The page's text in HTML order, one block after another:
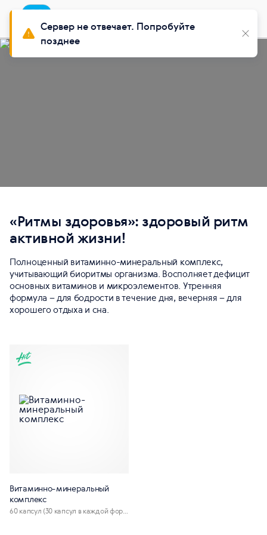
Buy Siberian
«Ритмы здоровья»: здоровый ритм
активной жизни!
Полноценный витаминно-минеральный комплекс,
учитывающий биоритмы организма. Восполняет дефицит
основных витаминов и микроэлементов. Утренняя
формула – для бодрости в течение дня, вечерняя – для
хорошего отдыха и сна.
Витаминно-минеральный
комплекс
60 капсул (30 капсул в каждой форм
Сервер не отвечает. Попробуйте
позднее